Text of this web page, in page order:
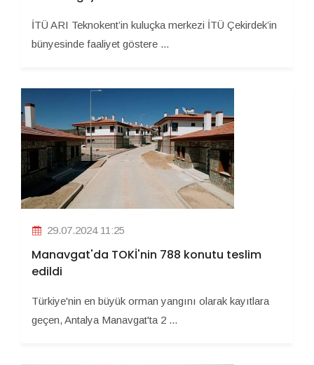
İTÜ ARI Teknokent’in kuluçka merkezi İTÜ Çekirdek’in
bünyesinde faaliyet göstere ...
29.07.2024 11:25
Manavgat'da TOKİ'nin 788 konutu teslim
edildi
Türkiye'nin en büyük orman yangını olarak kayıtlara
geçen, Antalya Manavgat'ta 2 ...